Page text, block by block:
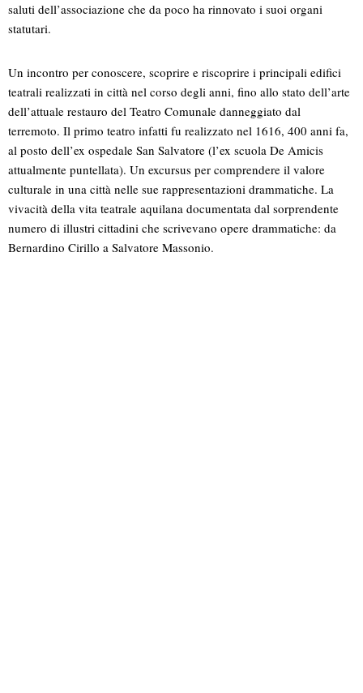
saluti dell’associazione che da poco ha rinnovato i suoi organi
statutari.
Un incontro per conoscere, scoprire e riscoprire i principali edifici
teatrali realizzati in città nel corso degli anni, fino allo stato dell’arte
dell’attuale restauro del Teatro Comunale danneggiato dal
terremoto. Il primo teatro infatti fu realizzato nel 1616, 400 anni fa,
al posto dell’ex ospedale San Salvatore (l’ex scuola De Amicis
attualmente puntellata). Un excursus per comprendere il valore
culturale in una città nelle sue rappresentazioni drammatiche. La
vivacità della vita teatrale aquilana documentata dal sorprendente
numero di illustri cittadini che scrivevano opere drammatiche: da
Bernardino Cirillo a Salvatore Massonio.